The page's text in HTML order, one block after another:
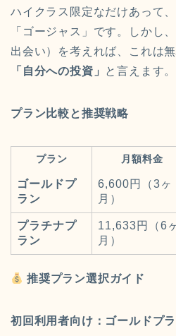
ハイクラス限定なだけあって
「ゴージャス」です。しかし
出会い）を考えれば、これは
「自分への投資」 と言えます。
プラン比較と推奨戦略
プラン 月額料金
ゴールドプ
ラン
6,600円（3ヶ
月）
プラチナプ
ラン
11,633円（6
月）
推奨プラン選択ガイド
初回利用者向け：ゴールドプ